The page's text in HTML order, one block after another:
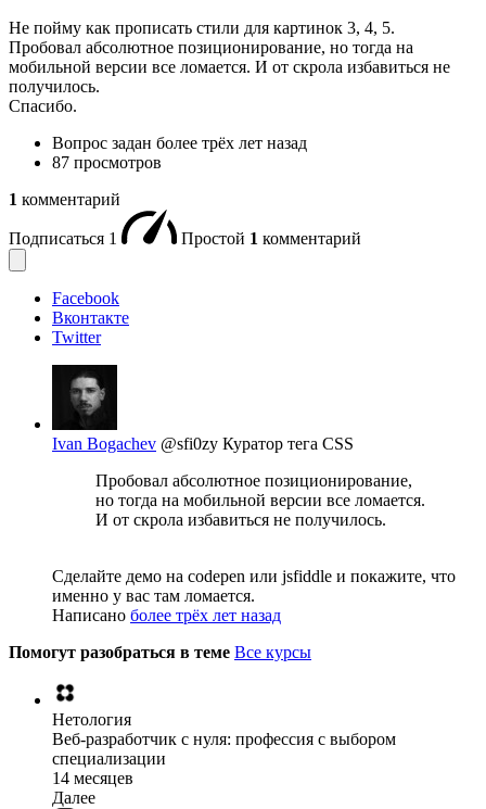
Не пойму как прописать стили для картинок 3, 4, 5.
Пробовал абсолютное позиционирование, но тогда на
мобильной версии все ломается. И от скрола избавиться не
получилось.
Спасибо.
Вопрос задан более трёх лет назад
87 просмотров
1 комментарий
Подписаться 1 Простой 1 комментарий
Facebook
Вконтакте
Twitter
Ivan Bogachev @sfi0zy Куратор тега CSS
Пробовал абсолютное позиционирование,
но тогда на мобильной версии все ломается.
И от скрола избавиться не получилось.
Сделайте демо на codepen или jsfiddle и покажите, что
именно у вас там ломается.
Написано более трёх лет назад
Помогут разобраться в теме Все курсы
Нетология
Веб-разработчик с нуля: профессия с выбором
специализации
14 месяцев
Далее